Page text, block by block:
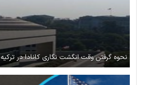
نحوه گرفتن وقت انگشت نگاری کانادا در ترکیه